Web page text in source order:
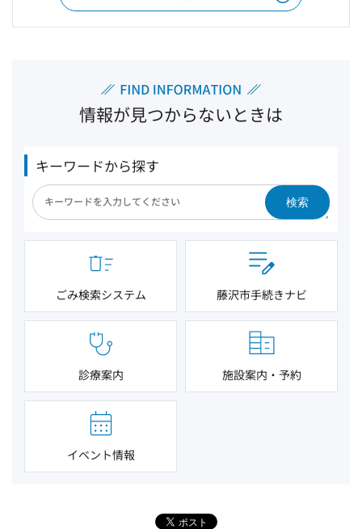
情報が見つからないときは
キーワードから探す
検索
ごみ検索システム 藤沢市手続きナビ
診療案内 施設案内・予約
イベント情報